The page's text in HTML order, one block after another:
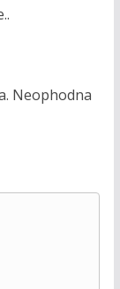
Neophodna